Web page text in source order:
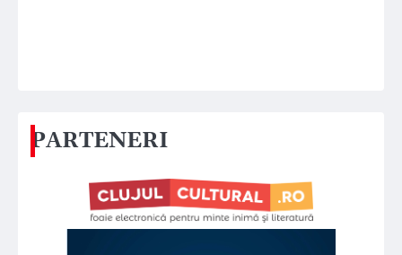
PARTENERI